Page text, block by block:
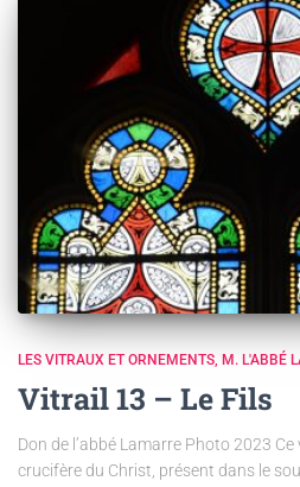
LES VITRAUX ET ORNEMENTS M. L'ABBÉ
Vitrail 13 – Le Fils
Don de l’abbé Lamarre Photo 2023
crucifère du Christ, présent dans le